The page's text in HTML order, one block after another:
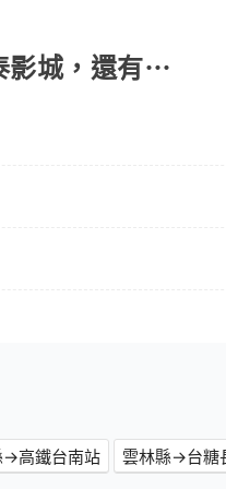
需要額外支付費用。
影城，還有⋯
→高鐵台南站 雲林縣→台糖